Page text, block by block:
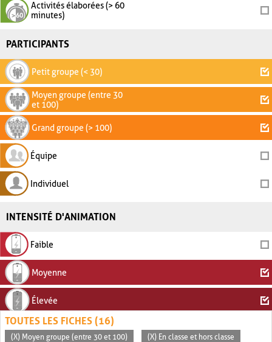
Activités élaborées (> 60
minutes)
PARTICIPANTS
Petit groupe (< 30)
Moyen groupe (entre 30
et 100)
Grand groupe (> 100)
Équipe
Individuel
INTENSITÉ D'ANIMATION
Faible
Moyenne
Élevée
TOUTES LES FICHES (16)
(X) Moyen groupe (entre 30 et 100) (X) En classe et hors classe